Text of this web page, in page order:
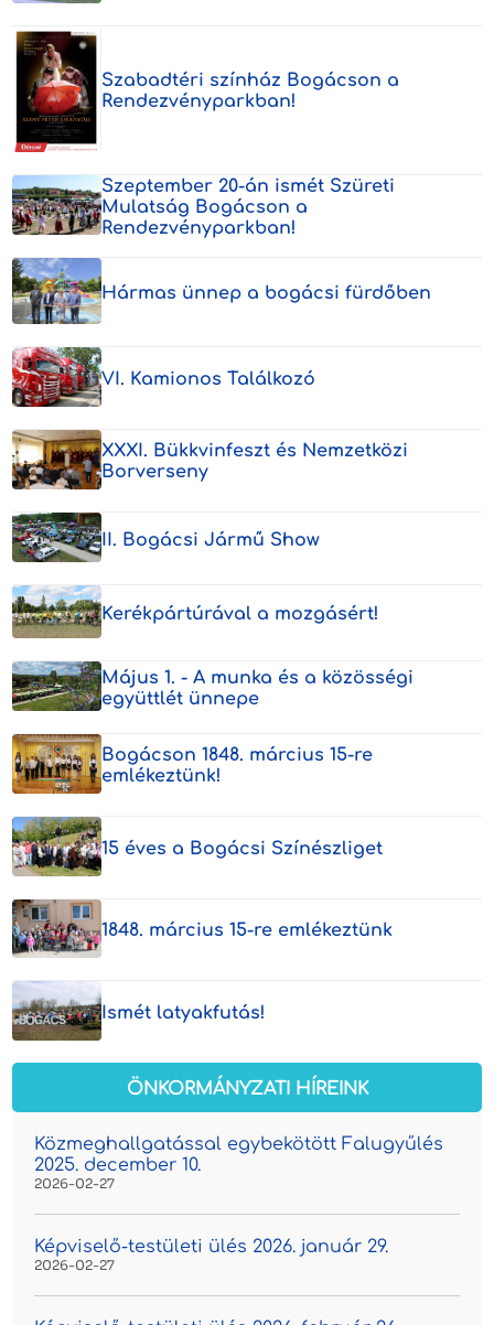
Szabadtéri színház Bogácson a
Rendezvényparkban!
Szeptember 20-án ismét Szüreti
Mulatság Bogácson a
Rendezvényparkban!
Hármas ünnep a bogácsi fürdőben
VI. Kamionos Találkozó
XXXI. Bükkvinfeszt és Nemzetközi
Borverseny
II. Bogácsi Jármű Show
Kerékpártúrával a mozgásért!
Május 1. - A munka és a közösségi
együttlét ünnepe
Bogácson 1848. március 15-re
emlékeztünk!
15 éves a Bogácsi Színészliget
1848. március 15-re emlékeztünk
Ismét latyakfutás!
ÖNKORMÁNYZATI HÍREINK
Közmeghallgatással egybekötött Falugyűlés
2025. december 10.
2026-02-27
Képviselő-testületi ülés 2026. január 29.
2026-02-27